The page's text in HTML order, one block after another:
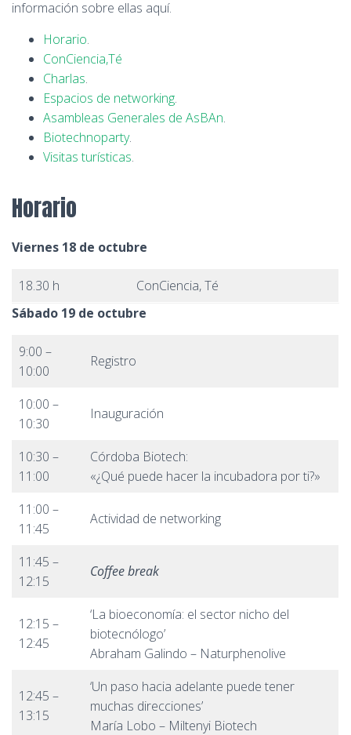
información sobre ellas aquí.
Horario.
ConCiencia,Té
Charlas.
Espacios de networking.
Asambleas Generales de AsBAn.
Biotechnoparty.
Visitas turísticas.
Horario
Viernes 18 de octubre
18.30 h
ConCiencia, Té
Sábado 19 de octubre
9:00 –
10:00
Registro
10:00 –
10:30
Inauguración
10:30 –
11:00
Córdoba Biotech:
«¿Qué puede hacer la incubadora por ti?»
11:00 –
11:45
Actividad de networking
11:45 –
12:15
Coffee break
12:15 –
12:45
‘La bioeconomía: el sector nicho del
biotecnólogo’
Abraham Galindo – Naturphenolive
12:45 –
13:15
‘Un paso hacia adelante puede tener
muchas direcciones’
María Lobo – Miltenyi Biotech